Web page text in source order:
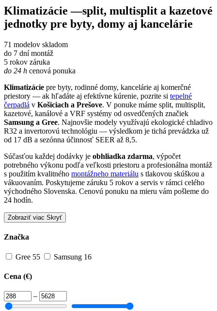
Klimatizácie—split, multisplit a kazetové
jednotky pre byty, domy aj kancelárie
71 modelov skladom
do 7 dní montáž
5 rokov záruka
do 24 h cenová ponuka
Klimatizácie pre byty, rodinné domy, kancelárie aj komerčné
priestory — ak hľadáte aj efektívne kúrenie, pozrite si tepelné
čerpadlá v Košiciach a Prešove. V ponuke máme split, multisplit,
kazetové, kanálové a VRF systémy od osvedčených značiek
Samsung a Gree. Najnovšie modely využívajú ekologické chladivo
R32 a invertorovú technológiu — výsledkom je tichá prevádzka už
od 17 dB a sezónna účinnosť SEER až 8,5.
Súčasťou každej dodávky je obhliadka zdarma, výpočet
potrebného výkonu podľa veľkosti priestoru a profesionálna montáž
s použitím kvalitného montážneho materiálu s tlakovou skúškou a
vákuovaním. Poskytujeme záruku 5 rokov a servis v rámci celého
východného Slovenska. Cenovú ponuku na mieru vám pošleme do
24 hodín.
Zobraziť viac Skryť
Značka
Gree 55 Samsung 16
Cena (€)
–